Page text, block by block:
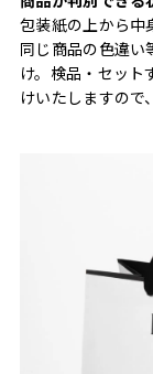
包装紙の上から中
同じ商品の色違い
け。検品・セット
けいたしますので